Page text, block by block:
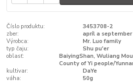
Číslo produktu:
3453708-2
zber:
apríl a september
Výrobca:
Mr. Luo family
typ čaju:
Shu pu'er
oblasť:
BaiyingShan, Wuliang
County of Yi people/
kultivar:
DaYe
váha:
50g